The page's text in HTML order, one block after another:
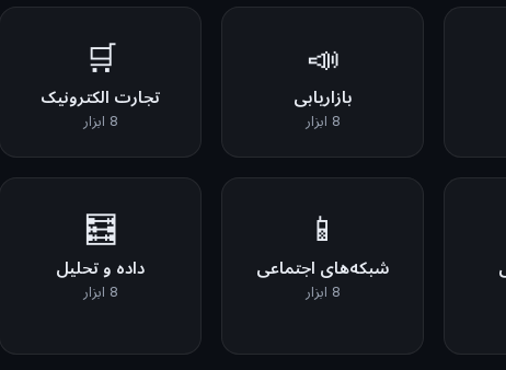
📣
بازاریابی
8 ابزار
🛒
تجارت الکترونیک
8 ابزار
📱
شبکه‌های اجتماعی
8 ابزار
🧮
داده و تحلیل
8 ابزار